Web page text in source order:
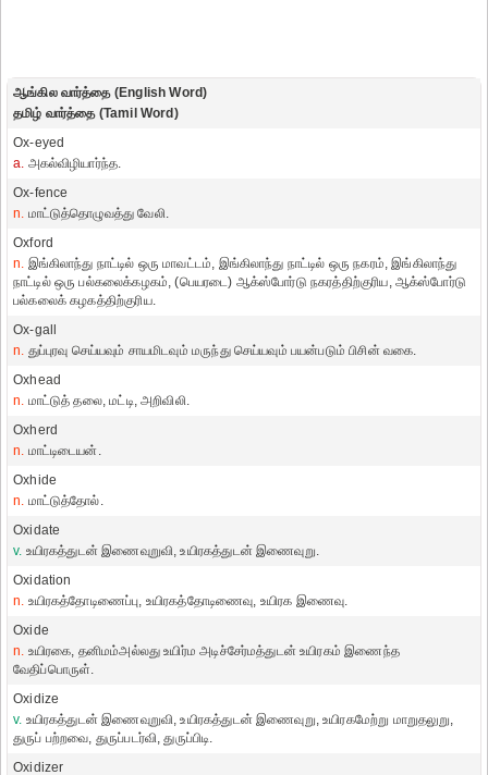
ஆங்கில வார்த்தை (English Word)
தமிழ் வார்த்தை (Tamil Word)
Ox-eyed
a. அகல்விழியார்ந்த.
Ox-fence
n. மாட்டுத்தொழுவத்து வேலி.
Oxford
n. இங்கிலாந்து நாட்டில் ஒரு மாவட்டம், இங்கிலாந்து நாட்டில் ஒரு நகரம், இங்கிலாந்து
நாட்டில் ஒரு பல்கலைக்கழகம், (பெயரடை) ஆக்ஸ்போர்டு நகரத்திற்குரிய, ஆக்ஸ்போர்டு
பல்கலைக் கழகத்திற்குரிய.
Ox-gall
n. துப்புரவு செய்யவும் சாயமிடவும் மருந்து செய்யவும் பயன்படும் பிசின் வகை.
Oxhead
n. மாட்டுத் தலை, மட்டி, அறிவிலி.
Oxherd
n. மாட்டிடையன்.
Oxhide
n. மாட்டுத்தோல்.
Oxidate
v. உயிரகத்துடன் இணைவுறுவி, உயிரகத்துடன் இணைவுறு.
Oxidation
n. உயிரகத்தோடிணைப்பு, உயிரகத்தோடிணைவு, உயிரக இணைவு.
Oxide
n. உயிரகை, தனிமம்அல்லது உயிர்ம அடிச்சேர்மத்துடன் உயிரகம் இணைந்த
வேதிப்பொருள்.
Oxidize
v. உயிரகத்துடன் இணைவுறுவி, உயிரகத்துடன் இணைவுறு, உயிரகமேற்று மாறுதலுறு,
துருப் பற்றவை, துருப்படர்வி, துருப்பிடி.
Oxidizer